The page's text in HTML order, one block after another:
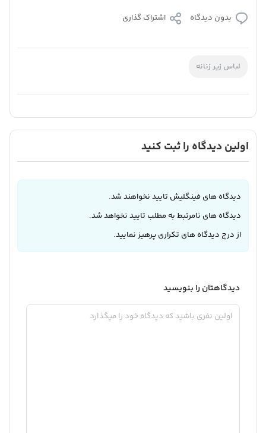
بدون دیدگاه اشتراک گذاری
لباس زیر زنانه
اولین دیدگاه را ثبت کنید
دیدگاه های فینگلیش تایید نخواهند شد.
دیدگاه های نامرتبط به مطلب تایید نخواهد شد.
از درج دیدگاه های تکراری پرهیز نمایید.
دیدگاهتان را بنویسید